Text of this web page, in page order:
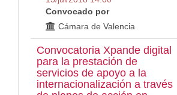
Convocado por
Cámara de Valencia
Convocatoria Xpande digital
para la prestación de
servicios de apoyo a la
internacionalización a través